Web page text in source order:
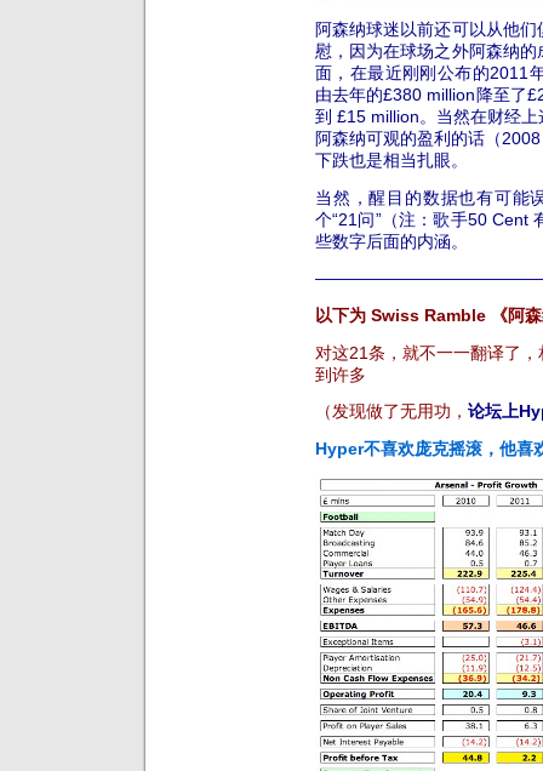
阿森纳球迷以前还可以从他
慰，因为在球场之外阿森纳
面，在最近刚刚公布的2011
由去年的£380 million降至了
到 £15 million。当然在财经
阿森纳可观的盈利的话（
下跌也是相当扎眼。
当然，醒目的数据也有可能
个“21问”（注：歌手50 Cent
些数字后面的内涵。
以下为 Swiss Ramble 《阿
对这21条，就不一一翻译了
到许多
（发现做了无用功， 论坛上
Hyper不喜欢庞克摇滚，他喜